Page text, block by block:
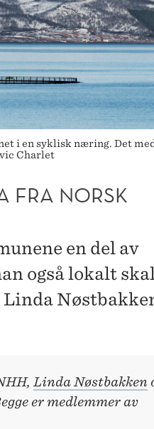
i en syklisk næring. Det
Charlet
FRA NORSK
en del av
også lokalt
Linda Nøstbakken
er medlemmer av